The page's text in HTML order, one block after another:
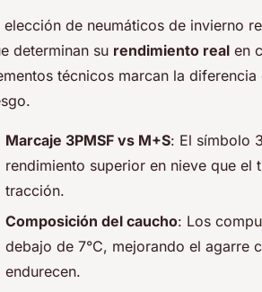
elección de neumáticos de invierno
determinan su rendimiento real en
técnicos marcan la
Marcaje 3PMSF vs M+S: El símbolo
rendimiento superior en nieve que
tracción.
Composición del caucho: Los
debajo de 7°C, mejorando el agarre
endurecen.